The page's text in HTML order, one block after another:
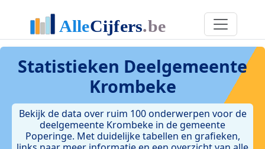
Statistieken Deelgemeente
Krombeke
Bekijk de data over ruim 100 onderwerpen voor de
deelgemeente Krombeke in de gemeente
Poperinge. Met duidelijke tabellen en grafieken,